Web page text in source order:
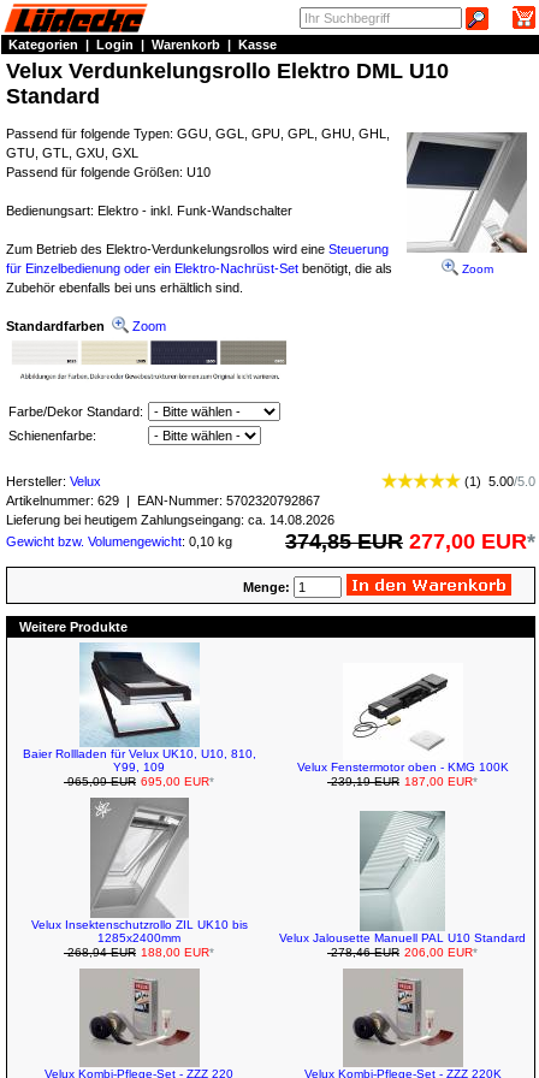
Kategorien | Login | Warenkorb | Kasse
Velux Verdunkelungsrollo Elektro DML U10
Standard
Zoom
Passend für folgende Typen: GGU, GGL, GPU, GPL, GHU, GHL,
GTU, GTL, GXU, GXL
Passend für folgende Größen: U10
Bedienungsart: Elektro - inkl. Funk-Wandschalter
Zum Betrieb des Elektro-Verdunkelungsrollos wird eine Steuerung
für Einzelbedienung oder ein Elektro-Nachrüst-Set benötigt, die als
Zubehör ebenfalls bei uns erhältlich sind.
Standardfarben Zoom
Farbe/Dekor Standard:
Schienenfarbe:
Hersteller: Velux (1) 5.00/5.0
Artikelnummer: 629 | EAN-Nummer: 5702320792867
Lieferung bei heutigem Zahlungseingang: ca. 14.08.2026
Gewicht bzw. Volumengewicht: 0,10 kg 374,85 EUR 277,00 EUR*
Menge:
Weitere Produkte
Baier Rollladen für Velux UK10, U10, 810,
Y99, 109
965,09 EUR 695,00 EUR*
Velux Fenstermotor oben - KMG 100K
239,19 EUR 187,00 EUR*
Velux Insektenschutzrollo ZIL UK10 bis
1285x2400mm
268,94 EUR 188,00 EUR*
Velux Jalousette Manuell PAL U10 Standard
278,46 EUR 206,00 EUR*
Velux Kombi-Pflege-Set - ZZZ 220 Velux Kombi-Pflege-Set - ZZZ 220K